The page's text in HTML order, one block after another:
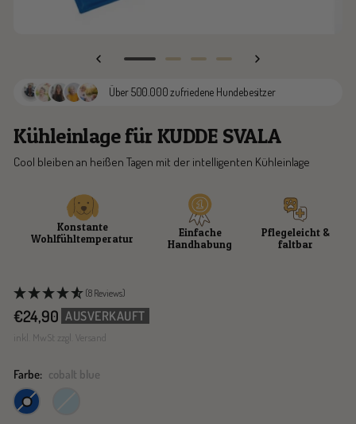
Slide
gehen
Slide
Slide
Slide
Über 500.000 zufriedene Hundebesitzer
Kühleinlage für KUDDE SVALA
Cool bleiben an heißen Tagen mit der intelligenten Kühleinlage
Konstante
Wohlfühltemperatur
Einfache
Handhabung
Pflegeleicht &
faltbar
(8 Reviews)
Angebotspreis
€24,90 AUSVERKAUFT
inkl. MwSt zzgl. Versand
Farbe: cobalt blue
cobalt
blue